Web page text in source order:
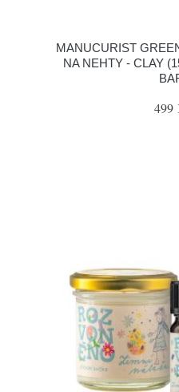
MANUCURIST
NA NEHTY - CLAY
499